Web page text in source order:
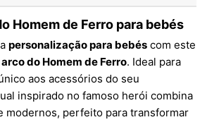
Homem de Ferro para bebés
personalização para bebés com este
do Homem de Ferro. Ideal para
aos acessórios do seu
inspirado no famoso herói combina
modernos, perfeito para transformar